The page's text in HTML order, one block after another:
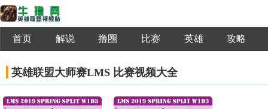
首页 解说 撸圈 比赛 英雄 攻略
英雄联盟大师赛LMS 比赛视频大全